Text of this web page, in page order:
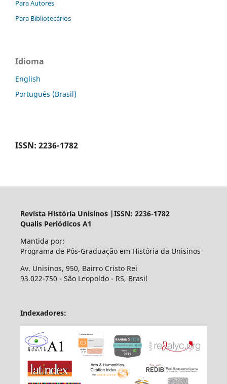
Para Autores
Para Bibliotecários
Idioma
English
Português (Brasil)
ISSN: 2236-1782
Revista História Unisinos |ISSN: 2236-1782
Qualis Periódicos A1
Mantida por:
Programa de Pós-Graduação em História da Unisinos
Av. Unisinos, 950, Bairro Cristo Rei
93.022-750 - São Leopoldo - RS, Brasil
Indexadores: